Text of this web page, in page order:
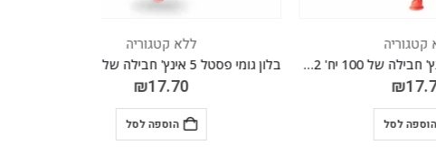
בלון גומי רטרו 5 אינץ' חבילה של 100 יח' ROSEWOOD 032
ללא קטגוריה
בלון גומי פסטל 5 אינץ' חבילה של 100 יח' PINK 030
הוספה לסל